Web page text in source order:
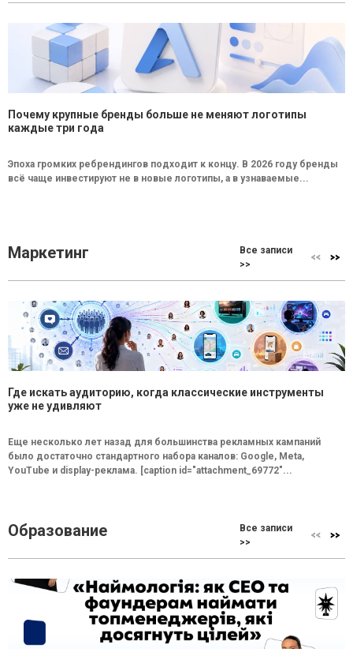
Почему крупные бренды больше не меняют логотипы
каждые три года
Эпоха громких ребрендингов подходит к концу. В 2026 году бренды
всё чаще инвестируют не в новые логотипы, а в узнаваемые...
Маркетинг
Все записи
>>
Где искать аудиторию, когда классические инструменты
уже не удивляют
Еще несколько лет назад для большинства рекламных кампаний
было достаточно стандартного набора каналов: Google, Meta,
YouTube и display-реклама. [caption id="attachment_69772"...
Образование
Все записи
>>